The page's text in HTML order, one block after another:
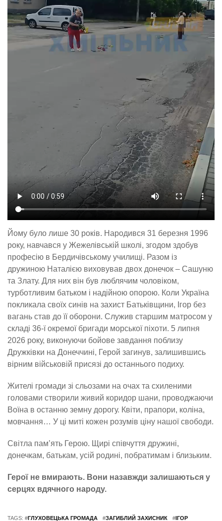
Йому було лише 30 років. Народився 31 березня 1996
року, навчався у Жежелівській школі, згодом здобув
професію в Бердичівському училищі. Разом із
дружиною Наталією виховував двох донечок – Сашуню
та Злату. Для них він був люблячим чоловіком,
турботливим батьком і надійною опорою. Коли Україна
покликала своїх синів на захист Батьківщини, Ігор без
вагань став до її оборони. Служив старшим матросом у
складі 36-ї окремої бригади морської піхоти. 5 липня
2026 року, виконуючи бойове завдання поблизу
Дружківки на Донеччині, Герой загинув, залишившись
вірним військовій присязі до останнього подиху.
Жителі громади зі сльозами на очах та схиленими
головами створили живий коридор шани, проводжаючи
Воїна в останню земну дорогу. Квіти, прапори, коліна,
мовчання… У ці миті кожен розумів ціну нашої свободи.
Світла пам’ять Герою. Щирі співчуття дружині,
донечкам, батькам, усій родині, побратимам і близьким.
Герої не вмирають. Вони назавжди залишаються у
серцях вдячного народу.
TAGS: #ГЛУХОВЕЦЬКА ГРОМАДА #ЗАГИБЛИЙ ЗАХИСНИК # ІГОР